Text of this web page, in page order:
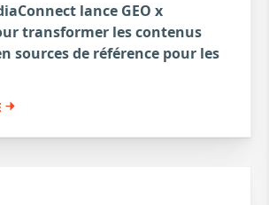
lance GEO x
transformer les contenus
sources de référence pour les